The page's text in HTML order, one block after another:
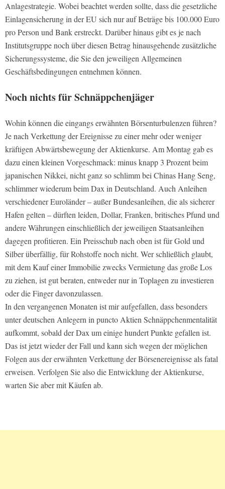
Anlagestrategie. Wobei beachtet werden sollte, dass die gesetzliche
Einlagensicherung in der EU sich nur auf Beträge bis 100.000 Euro
pro Person und Bank erstreckt. Darüber hinaus gibt es je nach
Institutsgruppe noch über diesen Betrag hinausgehende zusätzliche
Sicherungssysteme, die Sie den jeweiligen Allgemeinen
Geschäftsbedingungen entnehmen können.
Noch nichts für Schnäppchenjäger
Wohin können die eingangs erwähnten Börsenturbulenzen führen?
Je nach Verkettung der Ereignisse zu einer mehr oder weniger
kräftigen Abwärtsbewegung der Aktienkurse. Am Montag gab es
dazu einen kleinen Vorgeschmack: minus knapp 3 Prozent beim
japanischen Nikkei, nicht ganz so schlimm bei Chinas Hang Seng,
schlimmer wiederum beim Dax in Deutschland. Auch Anleihen
verschiedener Euroländer – außer Bundesanleihen, die als sicherer
Hafen gelten – dürften leiden, Dollar, Franken, britisches Pfund und
andere Währungen einschließlich der jeweiligen Staatsanleihen
dagegen profitieren. Ein Preisschub nach oben ist für Gold und
Silber überfällig, für Rohstoffe noch nicht. Wer schließlich glaubt,
mit dem Kauf einer Immobilie zwecks Vermietung das große Los
zu ziehen, ist gut beraten, entweder nur in Toplagen zu investieren
oder die Finger davonzulassen.
In den vergangenen Monaten ist mir aufgefallen, dass besonders
unter deutschen Anlegern in puncto Aktien Schnäppchenmentalität
aufkommt, sobald der Dax um einige hundert Punkte gefallen ist.
Das ist jetzt wieder der Fall und kann sich wegen der möglichen
Folgen aus der erwähnten Verkettung der Börsenereignisse als fatal
erweisen. Verfolgen Sie also die Entwicklung der Aktienkurse,
warten Sie aber mit Käufen ab.